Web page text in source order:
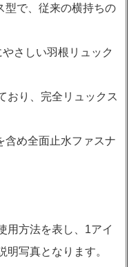
型で、従来の横持ちの
さしい羽根リュック
おり、完全リュックス
含め全面止水ファスナ
用方法を表し、1アイ
明写真となります。